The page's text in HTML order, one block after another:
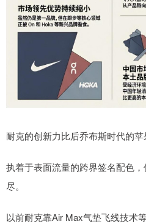
耐克的创新力比后乔布斯时代的苹
执着于表面流量的跨界签名配色
尽。
以前耐克靠Air Max气垫飞线技术